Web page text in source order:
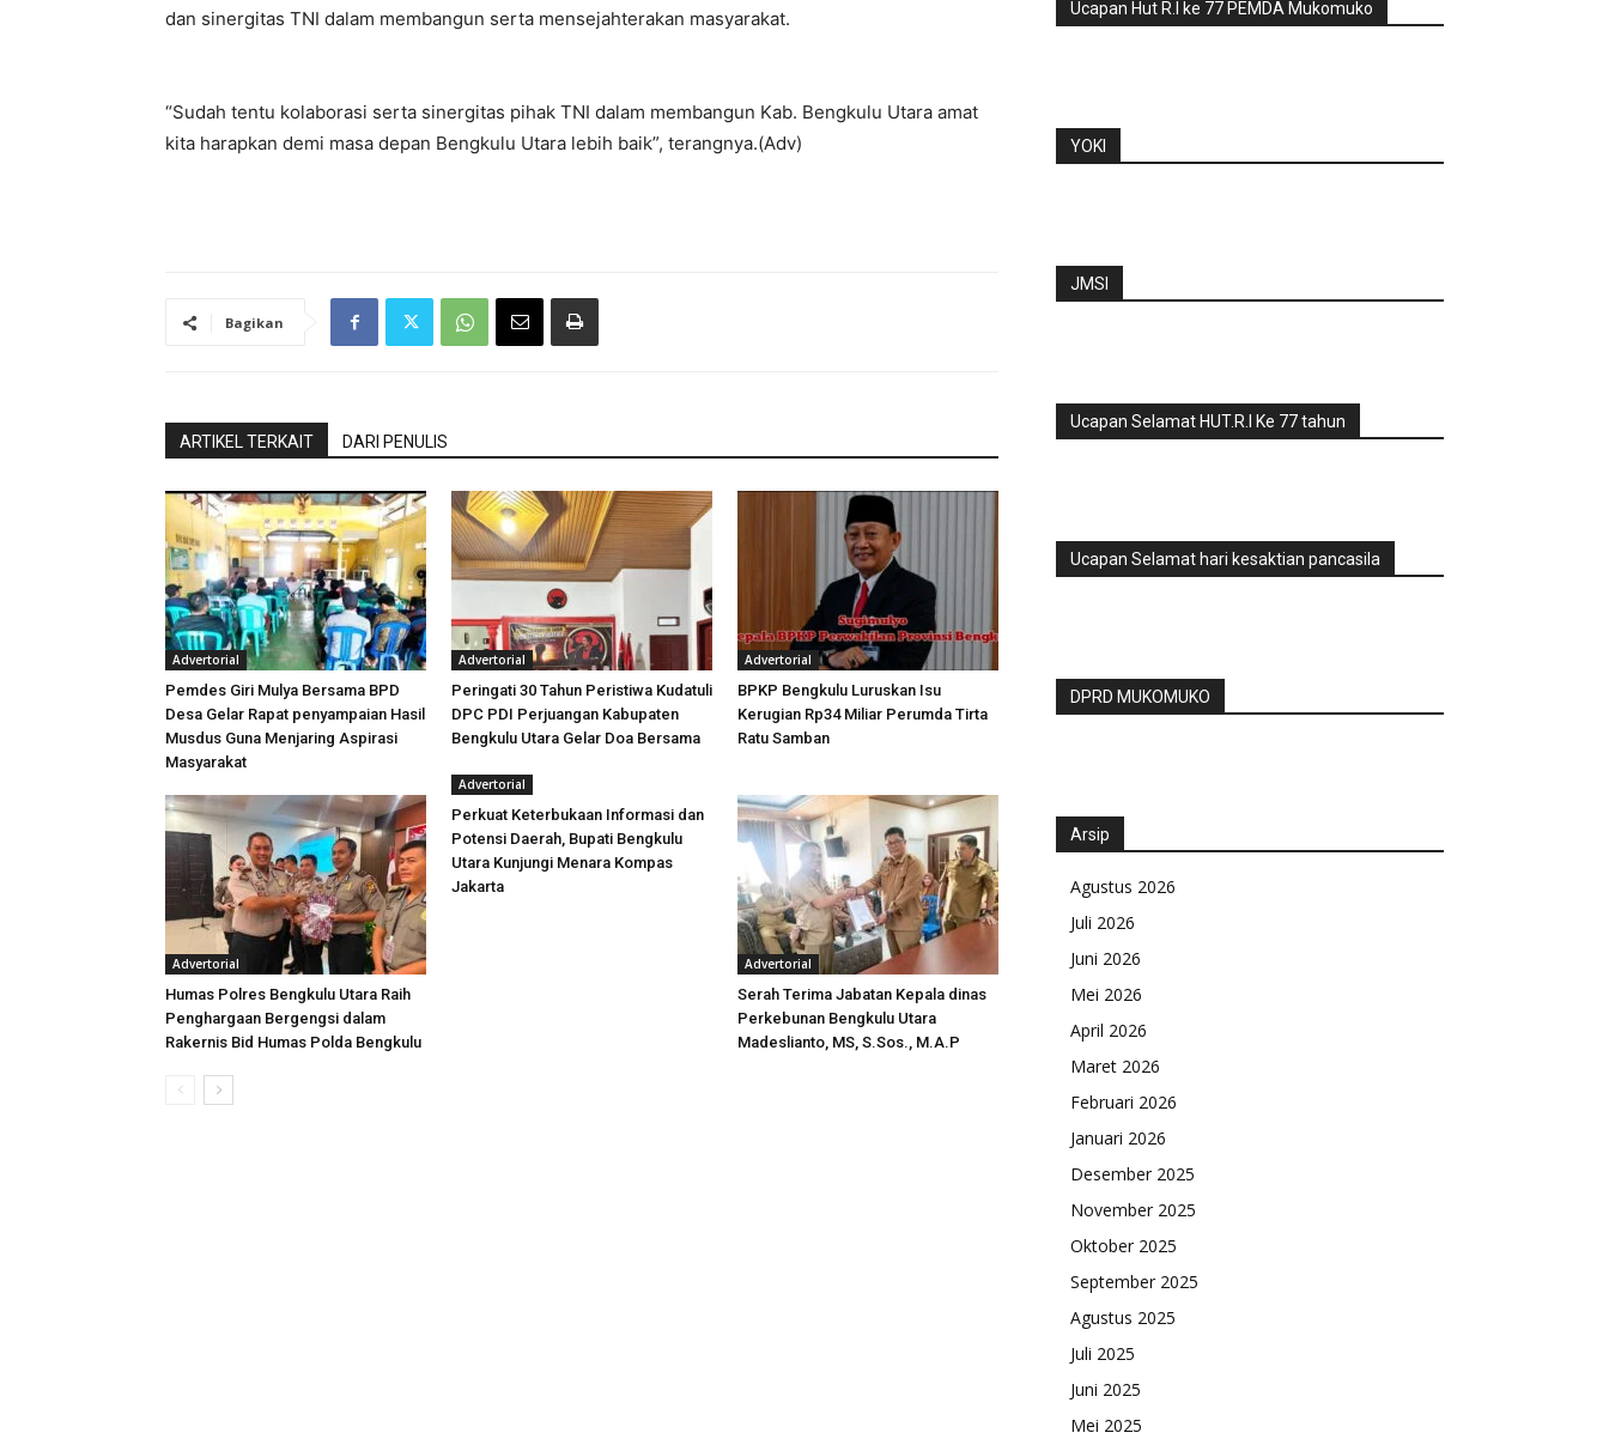
dan sinergitas TNI dalam membangun serta mensejahterakan masyarakat.
“Sudah tentu kolaborasi serta sinergitas pihak TNI dalam membangun Kab. Bengkulu Utara amat
kita harapkan demi masa depan Bengkulu Utara lebih baik”, terangnya.(Adv)
Bagikan
ARTIKEL TERKAIT DARI PENULIS
Advertorial
Pemdes Giri Mulya Bersama BPD
Desa Gelar Rapat penyampaian Hasil
Musdus Guna Menjaring Aspirasi
Masyarakat
Advertorial
Peringati 30 Tahun Peristiwa Kudatuli
DPC PDI Perjuangan Kabupaten
Bengkulu Utara Gelar Doa Bersama
Advertorial
BPKP Bengkulu Luruskan Isu
Kerugian Rp34 Miliar Perumda Tirta
Ratu Samban
Advertorial
Humas Polres Bengkulu Utara Raih
Penghargaan Bergengsi dalam
Rakernis Bid Humas Polda Bengkulu
Advertorial
Perkuat Keterbukaan Informasi dan
Potensi Daerah, Bupati Bengkulu
Utara Kunjungi Menara Kompas
Jakarta
Advertorial
Serah Terima Jabatan Kepala dinas
Perkebunan Bengkulu Utara
Madeslianto, MS, S.Sos., M.A.P
Ucapan Hut R.I ke 77 PEMDA Mukomuko
YOKI
JMSI
Ucapan Selamat HUT.R.I Ke 77 tahun
Ucapan Selamat hari kesaktian pancasila
DPRD MUKOMUKO
Arsip
Agustus 2026
Juli 2026
Juni 2026
Mei 2026
April 2026
Maret 2026
Februari 2026
Januari 2026
Desember 2025
November 2025
Oktober 2025
September 2025
Agustus 2025
Juli 2025
Juni 2025
Mei 2025